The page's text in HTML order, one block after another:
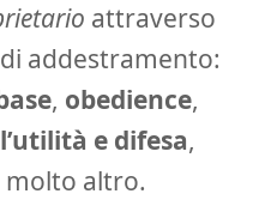
attraverso
addestramento:
, obedience,
e difesa,
molto altro.